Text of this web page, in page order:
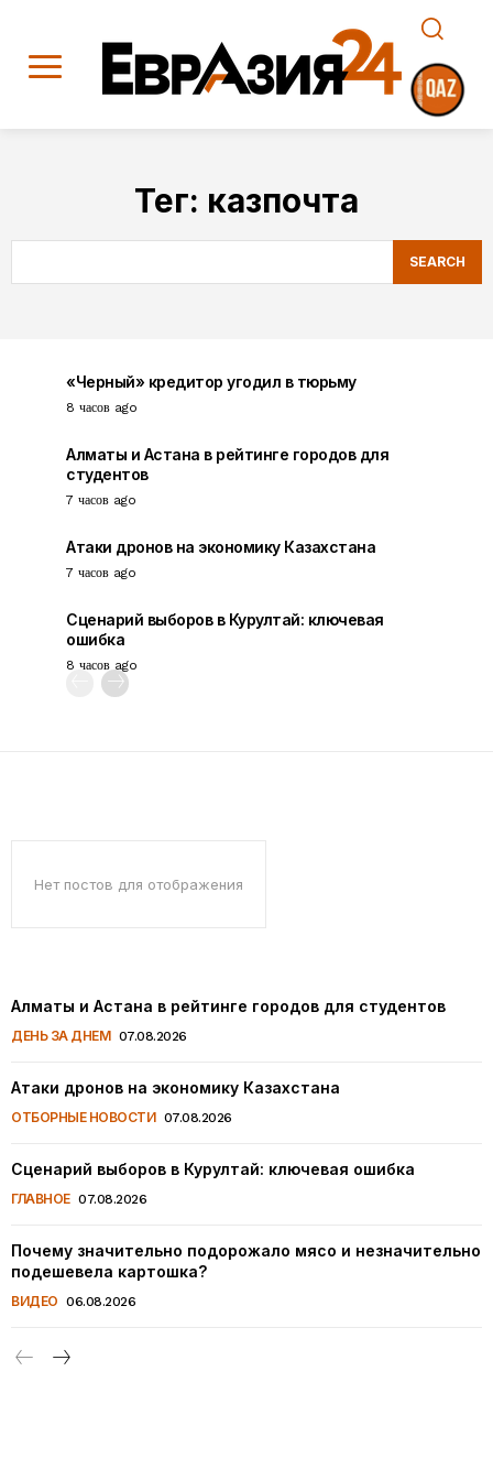
Тег: казпочта
SEARCH
«Черный» кредитор угодил в тюрьму
8 часов ago
Алматы и Астана в рейтинге городов для
студентов
7 часов ago
Атаки дронов на экономику Казахстана
7 часов ago
Сценарий выборов в Курултай: ключевая
ошибка
8 часов ago
Нет постов для отображения
Алматы и Астана в рейтинге городов для студентов
ДЕНЬ ЗА ДНЕМ 07.08.2026
Атаки дронов на экономику Казахстана
ОТБОРНЫЕ НОВОСТИ 07.08.2026
Сценарий выборов в Курултай: ключевая ошибка
ГЛАВНОЕ 07.08.2026
Почему значительно подорожало мясо и незначительно
подешевела картошка?
ВИДЕО 06.08.2026